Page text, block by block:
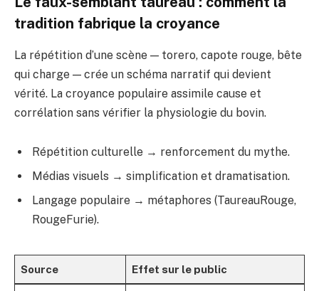
tradition fabrique la croyance
La répétition d’une scène — torero, capote rouge, bête
qui charge — crée un schéma narratif qui devient
vérité. La croyance populaire assimile cause et
corrélation sans vérifier la physiologie du bovin.
Répétition culturelle → renforcement du mythe.
Médias visuels → simplification et dramatisation.
Langage populaire → métaphores (TaureauRouge,
RougeFurie).
Source Effet sur le public